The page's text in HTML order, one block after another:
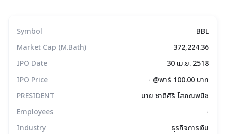
Symbol
BBL
Market Cap (M.Bath)
372,224.36
IPO Date
30 เม.ย. 2518
IPO Price
- @พาร์ 100.00 บาท
PRESIDENT
นาย ชาติศิริ โสภณพนิช
Employees
-
Industry
ธุรกิจการเงิน